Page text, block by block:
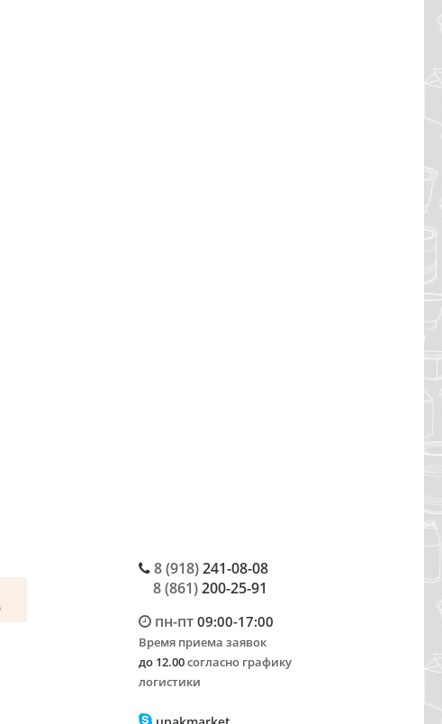
8 (918)241-08-08
8 (861)200-25-91
пн-пт09:00-17:00
Время приема заявок
до 12.00согласно графику
логистики